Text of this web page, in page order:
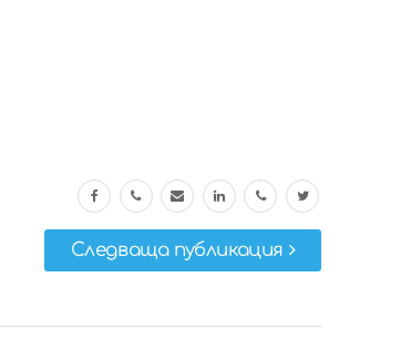
Следваща публикация